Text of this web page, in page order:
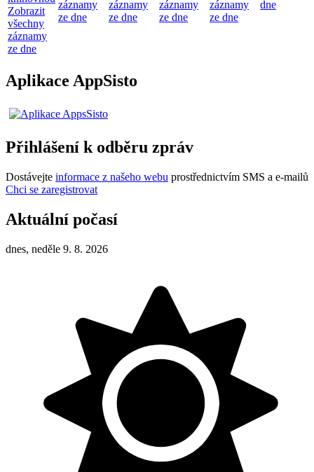
Zobrazit
všechny
záznamy
ze dne
záznamy
ze dne
záznamy
ze dne
záznamy
ze dne
záznamy
ze dne
dne
Aplikace AppSisto
Přihlášení k odběru zpráv
Dostávejte informace z našeho webu prostřednictvím SMS a e-mailů
Chci se zaregistrovat
Aktuální počasí
dnes, neděle 9. 8. 2026